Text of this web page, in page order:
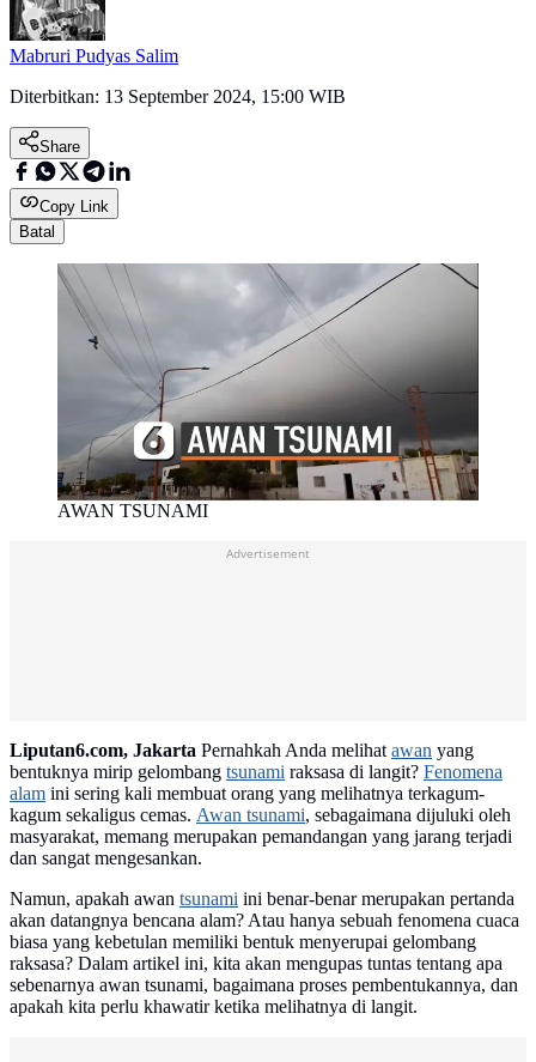
Mabruri Pudyas Salim
Diterbitkan: 13 September 2024, 15:00 WIB
Share
Copy Link
Batal
AWAN TSUNAMI
Advertisement
Liputan6.com, Jakarta Pernahkah Anda melihatawan yang
bentuknya mirip gelombang tsunami raksasa di langit? Fenomena
alam ini sering kali membuat orang yang melihatnya terkagum-
kagum sekaligus cemas. Awan tsunami, sebagaimana dijuluki oleh
masyarakat, memang merupakan pemandangan yang jarang terjadi
dan sangat mengesankan.
Namun, apakah awan tsunami ini benar-benar merupakan pertanda
akan datangnya bencana alam? Atau hanya sebuah fenomena cuaca
biasa yang kebetulan memiliki bentuk menyerupai gelombang
raksasa? Dalam artikel ini, kita akan mengupas tuntas tentang apa
sebenarnya awan tsunami, bagaimana proses pembentukannya, dan
apakah kita perlu khawatir ketika melihatnya di langit.